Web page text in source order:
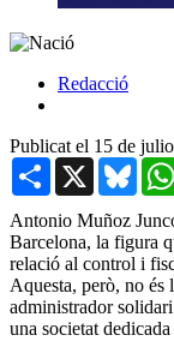
Redacció
Publicat el 15 de
Share X
Antonio Muñoz
Barcelona, la figura
relació al control i
Aquesta, però, no és
administrador
una societat